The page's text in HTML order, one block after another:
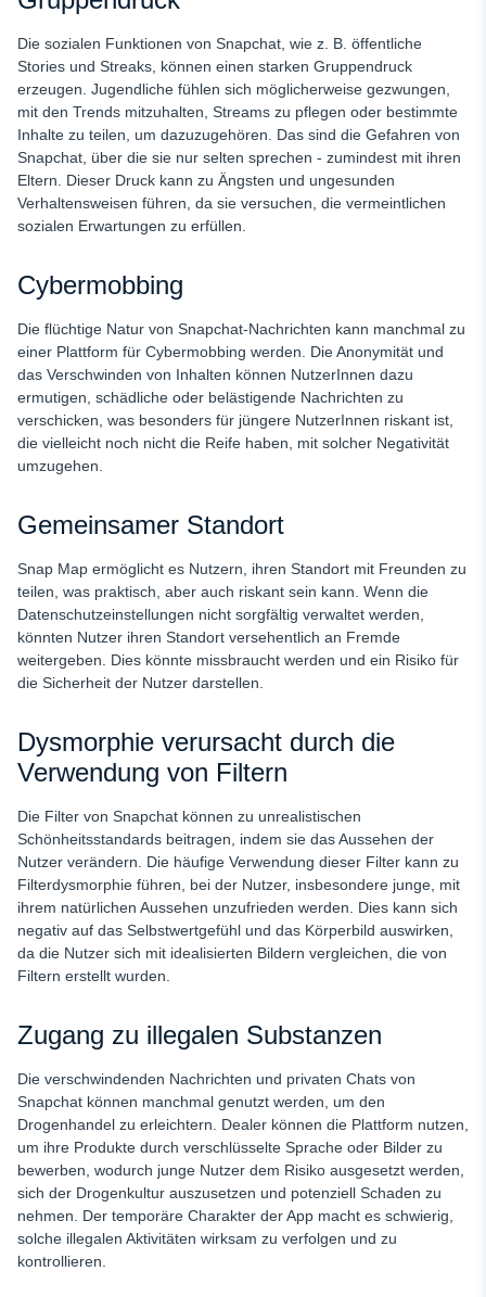
Die sozialen Funktionen von Snapchat, wie z. B. öffentliche
Stories und Streaks, können einen starken Gruppendruck
erzeugen. Jugendliche fühlen sich möglicherweise gezwungen,
mit den Trends mitzuhalten, Streams zu pflegen oder bestimmte
Inhalte zu teilen, um dazuzugehören. Das sind die Gefahren von
Snapchat, über die sie nur selten sprechen - zumindest mit ihren
Eltern. Dieser Druck kann zu Ängsten und ungesunden
Verhaltensweisen führen, da sie versuchen, die vermeintlichen
sozialen Erwartungen zu erfüllen.
Cybermobbing
Die flüchtige Natur von Snapchat-Nachrichten kann manchmal zu
einer Plattform für Cybermobbing werden. Die Anonymität und
das Verschwinden von Inhalten können NutzerInnen dazu
ermutigen, schädliche oder belästigende Nachrichten zu
verschicken, was besonders für jüngere NutzerInnen riskant ist,
die vielleicht noch nicht die Reife haben, mit solcher Negativität
umzugehen.
Gemeinsamer Standort
Snap Map ermöglicht es Nutzern, ihren Standort mit Freunden zu
teilen, was praktisch, aber auch riskant sein kann. Wenn die
Datenschutzeinstellungen nicht sorgfältig verwaltet werden,
könnten Nutzer ihren Standort versehentlich an Fremde
weitergeben. Dies könnte missbraucht werden und ein Risiko für
die Sicherheit der Nutzer darstellen.
Dysmorphie verursacht durch die
Verwendung von Filtern
Die Filter von Snapchat können zu unrealistischen
Schönheitsstandards beitragen, indem sie das Aussehen der
Nutzer verändern. Die häufige Verwendung dieser Filter kann zu
Filterdysmorphie führen, bei der Nutzer, insbesondere junge, mit
ihrem natürlichen Aussehen unzufrieden werden. Dies kann sich
negativ auf das Selbstwertgefühl und das Körperbild auswirken,
da die Nutzer sich mit idealisierten Bildern vergleichen, die von
Filtern erstellt wurden.
Zugang zu illegalen Substanzen
Die verschwindenden Nachrichten und privaten Chats von
Snapchat können manchmal genutzt werden, um den
Drogenhandel zu erleichtern. Dealer können die Plattform nutzen,
um ihre Produkte durch verschlüsselte Sprache oder Bilder zu
bewerben, wodurch junge Nutzer dem Risiko ausgesetzt werden,
sich der Drogenkultur auszusetzen und potenziell Schaden zu
nehmen. Der temporäre Charakter der App macht es schwierig,
solche illegalen Aktivitäten wirksam zu verfolgen und zu
kontrollieren.